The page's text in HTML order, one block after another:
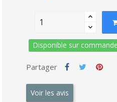
Disponible sur
Partager
Voir les avis